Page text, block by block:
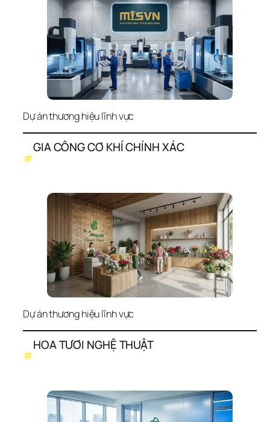
Dự án thương hiệu lĩnh vực
#
GIA CÔNG CƠ KHÍ CHÍNH XÁC
Dự án thương hiệu lĩnh vực
#
HOA TƯƠI NGHỆ THUẬT